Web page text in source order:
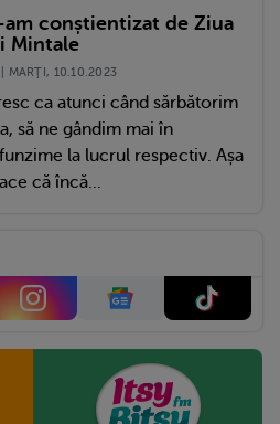
conștientizat de Ziua
Mintale
MARŢI, 10.10.2023
ca atunci când sărbătorim
să ne gândim mai în
la lucrul respectiv. Așa
că încă...